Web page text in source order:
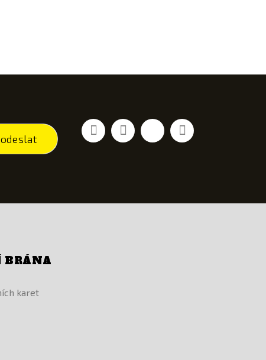
odeslat
FacebookYouTubeVimeo Instagram
BRÁNA